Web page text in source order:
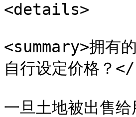
<details>
<summary>拥有
自行设定价格？
一旦土地被出售